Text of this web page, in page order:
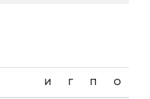
И Г П О